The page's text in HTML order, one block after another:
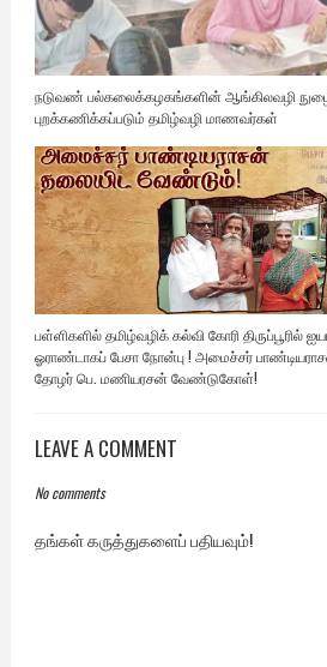
நடுவண் பல்கலைக்கழகங்களின் ஆங்கிலவழி
புறக்கணிக்கப்படும் தமிழ்வழி மாணவர்கள்
பள்ளிகளில் தமிழ்வழிக் கல்வி கோரி திருப்பூரில்
ஓராண்டாகப் பேசா நோன்பு ! அமைச்சர்
தோழர் பெ. மணியரசன் வேண்டுகோள்!
LEAVE A COMMENT
No comments
தங்கள் கருத்துகளைப் பதியவும்!